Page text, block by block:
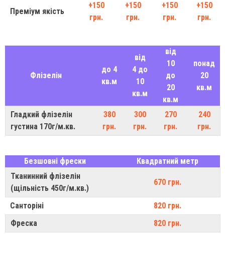
Преміум якість
+150
грн.
+150
грн.
+150
грн.
+150
грн.
Флізелін
до 4
кв.м
від
4 до
10
кв.м
від
10
до
20
кв.м
понад
20
кв.м
Гладкий флізелін
густина 170г/м.кв.
380
грн.
300
грн.
270
грн.
240
грн.
Безшовні фрески
Квадратний метр
Тканинний флізелін
(щільність 450г/м.кв.)
670 грн.
Санторіні
820 грн.
Фреска
820 грн.